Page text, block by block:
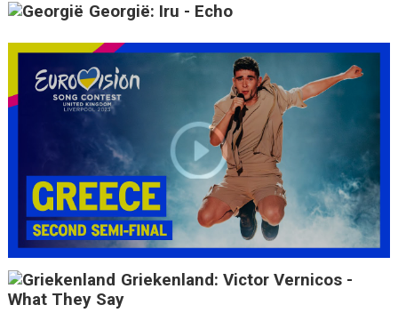
Georgië: Iru - Echo
Griekenland: Victor Vernicos -
What They Say